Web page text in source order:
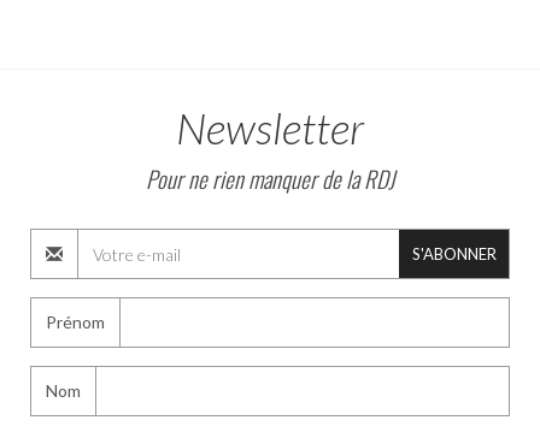
Newsletter
Pour ne rien manquer de la RDJ
S'ABONNER
Prénom
Nom